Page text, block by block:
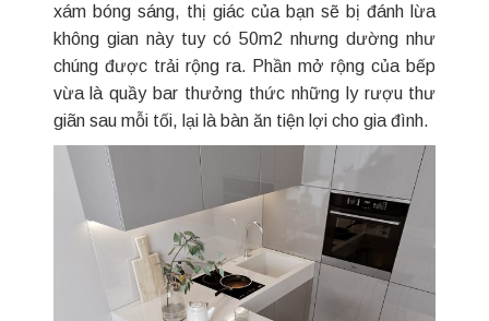
xám bóng sáng, thị giác của bạn sẽ bị đánh lừa
không gian này tuy có 50m2 nhưng dường như
chúng được trải rộng ra. Phần mở rộng của bếp
vừa là quầy bar thưởng thức những ly rượu thư
giãn sau mỗi tối, lại là bàn ăn tiện lợi cho gia đình.